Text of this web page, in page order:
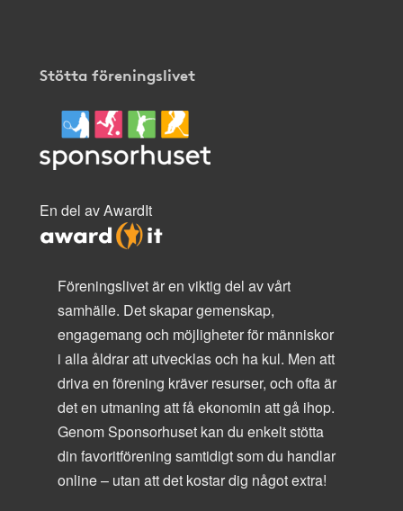
Stötta föreningslivet
En del av AwardIt
Föreningslivet är en viktig del av vårt
samhälle. Det skapar gemenskap,
engagemang och möjligheter för människor
i alla åldrar att utvecklas och ha kul. Men att
driva en förening kräver resurser, och ofta är
det en utmaning att få ekonomin att gå ihop.
Genom Sponsorhuset kan du enkelt stötta
din favoritförening samtidigt som du handlar
online – utan att det kostar dig något extra!